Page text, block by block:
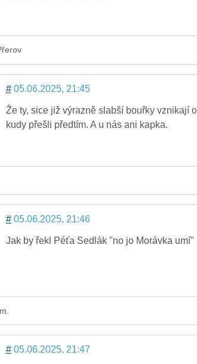
#05.06.2025, 21:45
Že ty, sice již výrazně slabší bouřky vznikají
kudy přešli předtím. A u nás ani kapka.
#05.06.2025, 21:46
Jak by řekl Péťa Sedlák "no jo Morávka umí"
#05.06.2025, 21:47